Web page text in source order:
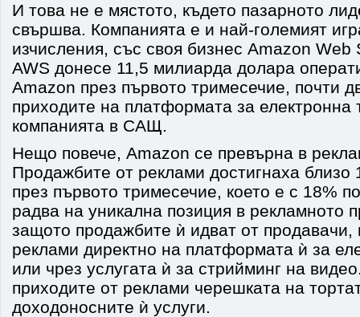
И това не е мястото, където пазарното
свършва. Компанията е и най-големият
изчисления, със своя бизнес Amazon Web
AWS донесе 11,5 милиарда долара
Amazon през първото тримесечие, почти
приходите на платформата за електронна
компанията в САЩ.
Нещо повече, Amazon се превърна в
Продажбите от реклами достигнаха
през първото тримесечие, което е с 18%
радва на уникална позиция в рекламното
защото продажбите ѝ идват от продавачи,
реклами директно на платформата ѝ за
или чрез услугата ѝ за стрийминг на
приходите от реклами черешката на
доходоносните ѝ услуги.